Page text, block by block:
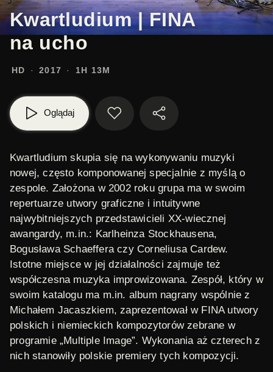
Kwartludium | FINA
na ucho
HD 2017 1H 13M
Oglądaj
Kwartludium skupia się na wykonywaniu muzyki
nowej, często komponowanej specjalnie z myślą o
zespole. Założona w 2002 roku grupa ma w swoim
repertuarze utwory graficzne i intuitywne
najwybitniejszych przedstawicieli XX-wiecznej
awangardy, m.in.: Karlheinza Stockhausena,
Bogusława Schaeffera czy Corneliusa Cardew.
Istotne miejsce w jej działalności zajmuje też
współczesna muzyka improwizowana. Zespół, który w
swoim katalogu ma m.in. album nagrany wspólnie z
Michałem Jacaszkiem, zaprezentował w FINA utwory
polskich i niemieckich kompozytorów zebrane w
programie „Multiple Image”. Wykonania aż czterech z
nich stanowiły polskie premiery tych kompozycji.